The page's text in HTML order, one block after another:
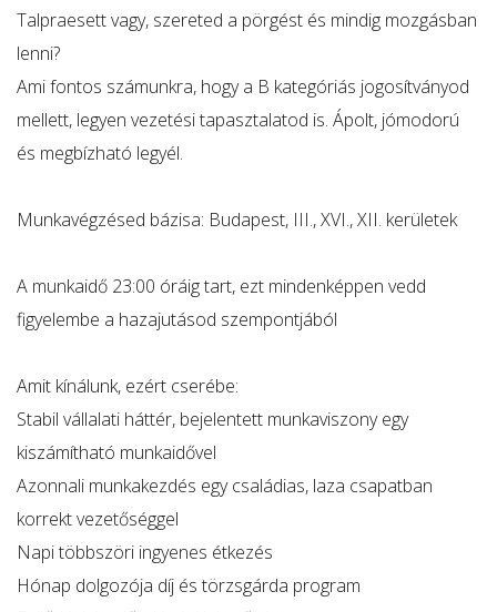
Talpraesett vagy, szereted a pörgést és mindig mozgásban
lenni?
Ami fontos számunkra, hogy a B kategóriás jogosítványod
mellett, legyen vezetési tapasztalatod is. Ápolt, jómodorú
és megbízható legyél.
Munkavégzésed bázisa: Budapest, III., XVI., XII. kerületek
A munkaidő 23:00 óráig tart, ezt mindenképpen vedd
figyelembe a hazajutásod szempontjából
Amit kínálunk, ezért cserébe:
Stabil vállalati háttér, bejelentett munkaviszony egy
kiszámítható munkaidővel
Azonnali munkakezdés egy családias, laza csapatban
korrekt vezetőséggel
Napi többszöri ingyenes étkezés
Hónap dolgozója díj és törzsgárda program